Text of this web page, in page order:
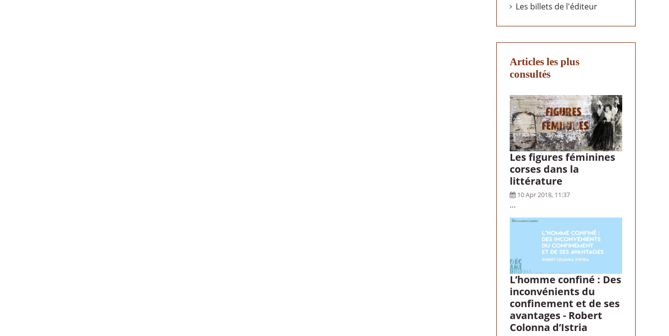
Les billets de l'éditeur
Articles les plus
consultés
Les figures féminines
corses dans la
littérature
10 Apr 2018, 11:37
...
L’homme confiné : Des
inconvénients du
confinement et de ses
avantages - Robert
Colonna d’Istria